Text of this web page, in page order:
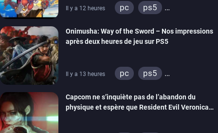
Il y a 12 heures pc
ps5
Onimusha: Way of the Sword – Nos impressions
après deux heures de jeu sur PS5
Il y a 13 heures pc
ps5
Capcom ne s’inquiète pas de l’abandon du
physique et espère que Resident Evil Veronica